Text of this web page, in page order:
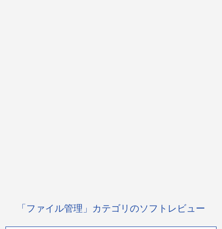
「ファイル管理」カテゴリのソフトレビュー